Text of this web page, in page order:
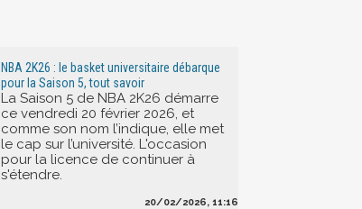
NBA 2K26 : le basket universitaire débarque
pour la Saison 5, tout savoir
La Saison 5 de NBA 2K26 démarre
ce vendredi 20 février 2026, et
comme son nom l’indique, elle met
le cap sur l’université. L'occasion
pour la licence de continuer à
s'étendre.
20/02/2026, 11:16